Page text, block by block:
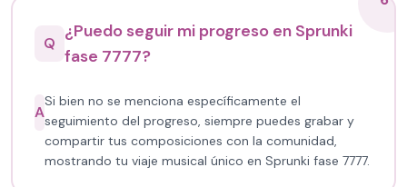
Q
¿Puedo seguir mi progreso en Sprunki
fase 7777?
A
Si bien no se menciona específicamente el
seguimiento del progreso, siempre puedes grabar y
compartir tus composiciones con la comunidad,
mostrando tu viaje musical único en Sprunki fase 7777.